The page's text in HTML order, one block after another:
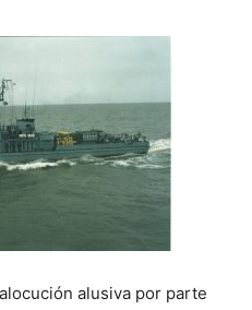
alusiva por parte